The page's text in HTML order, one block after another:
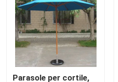
Chiedi un preventivo
Banchi di metallo per esterni
Panca di legno per esterni
Parasole per cortile,